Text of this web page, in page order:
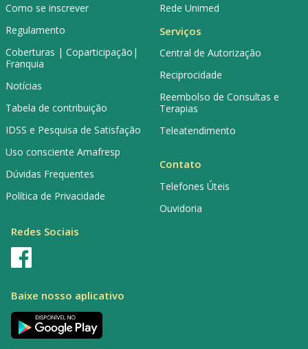
Como se inscrever
Regulamento
Coberturas | Coparticipação|
Franquia
Notícias
Tabela de contribuição
IDSS e Pesquisa de Satisfação
Uso consciente Amafresp
Dúvidas Frequentes
Política de Privacidade
Rede Unimed
Serviços
Central de Autorização
Reciprocidade
Reembolso de Consultas e
Terapias
Teleatendimento
Contato
Telefones Úteis
Ouvidoria
Redes Sociais
Baixe nosso aplicativo